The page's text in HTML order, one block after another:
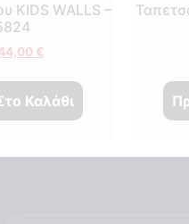
KIDS WALLS –
€
Καλάθι